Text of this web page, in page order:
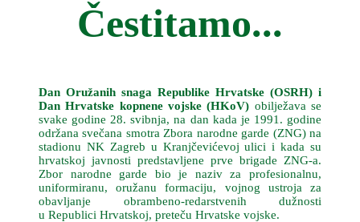
Dan Oružanih snaga Republike Hrvatske (OSRH) i
Dan Hrvatske kopnene vojske (HKoV) obilježava se
svake godine 28. svibnja, na dan kada je 1991. godine
održana svečana smotra Zbora narodne garde (ZNG) na
stadionu NK Zagreb u Kranjčevićevoj ulici i kada su
hrvatskoj javnosti predstavljene prve brigade ZNG-a.
Zbor narodne garde bio je naziv za profesionalnu,
uniformiranu, oružanu formaciju, vojnog ustroja za
obavljanje obrambeno-redarstvenih dužnosti
u Republici Hrvatskoj, preteču Hrvatske vojske.
Čestitamo...